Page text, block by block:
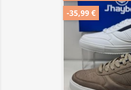
-35,99 €